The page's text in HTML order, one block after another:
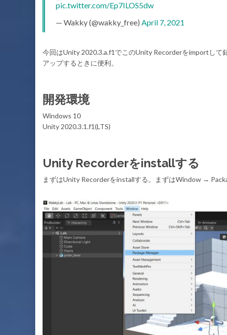
pic.twitter.com/Ep7ILOS5dw
— Wakky (@wakky_free) April 7, 2021
今回はUnity 2020.3.a.f1でこのUnity Recorderをimportし
アップするときに便利。
開発環境
Windows 10
Unity 2020.3.1.f1(LTS)
Unity Recorderをinstallする
まずはUnity Recorderをinstallする。まずはWindow →